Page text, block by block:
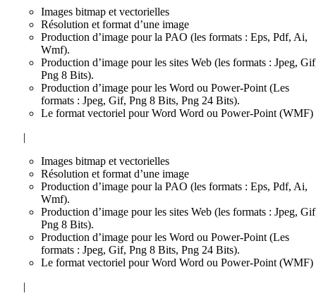
Images bitmap et vectorielles
Résolution et format d’une image
Production d’image pour la PAO (les formats : Eps, Pdf, Ai,
Wmf).
Production d’image pour les sites Web (les formats : Jpeg,
Png 8 Bits).
Production d’image pour les Word ou Power-Point (Les
formats : Jpeg, Gif, Png 8 Bits, Png 24 Bits).
Le format vectoriel pour Word Word ou Power-Point (WMF)
|
Images bitmap et vectorielles
Résolution et format d’une image
Production d’image pour la PAO (les formats : Eps, Pdf, Ai,
Wmf).
Production d’image pour les sites Web (les formats : Jpeg,
Png 8 Bits).
Production d’image pour les Word ou Power-Point (Les
formats : Jpeg, Gif, Png 8 Bits, Png 24 Bits).
Le format vectoriel pour Word Word ou Power-Point (WMF)
|